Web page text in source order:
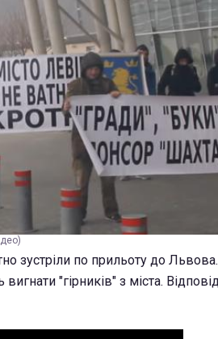
зустріли по прильоту до
"гірників" з міста.